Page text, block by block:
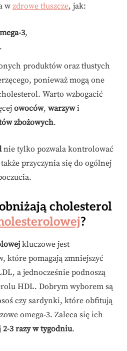
wzdrowe tłuszcze, jak:
3,
.
produktów oraz tłustych
ponieważ mogą one
Warto wzbogacić
owoców, warzywi
zbożowych.
nie tylko pozwala kontrolować
przyczynia się do ogólnej
cholesterol
?
kluczowe jest
które pomagają zmniejszyć
a jednocześnie podnoszą
HDL. Dobrym wyborem są
czy sardynki, które obfitują
omega-3. Zaleca się ich
2-3 razy w tygodniu.